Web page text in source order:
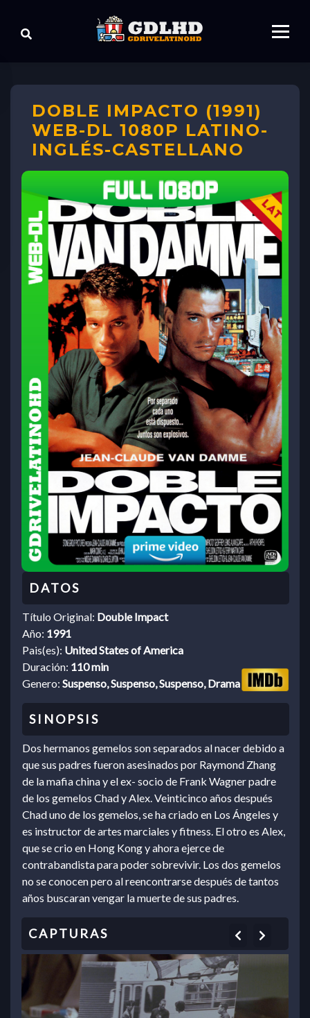
DOBLE IMPACTO (1991)
WEB-DL 1080P LATINO-
INGLÉS-CASTELLANO
Título Original: Double Impact
Año: 1991
Pais(es): United States of America
Duración: 110 min
Genero: Suspenso, Suspenso, Suspenso, Drama
Dos hermanos gemelos son separados al nacer debido a
que sus padres fueron asesinados por Raymond Zhang
de la mafia china y el ex- socio de Frank Wagner padre
de los gemelos Chad y Alex. Veinticinco años después
Chad uno de los gemelos, se ha criado en Los Ángeles y
es instructor de artes marciales y fitness. El otro es Alex,
que se crio en Hong Kong y ahora ejerce de
contrabandista para poder sobrevivir. Los dos gemelos
no se conocen pero al reencontrarse después de tantos
años buscaran vengar la muerte de sus padres.
Previous